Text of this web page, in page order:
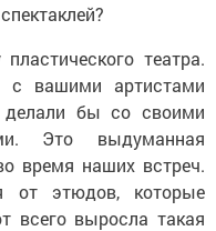
театра.
вашими артистами
бы со своими
Это выдуманная
время наших встреч.
от этюдов, которые
всего выросла такая